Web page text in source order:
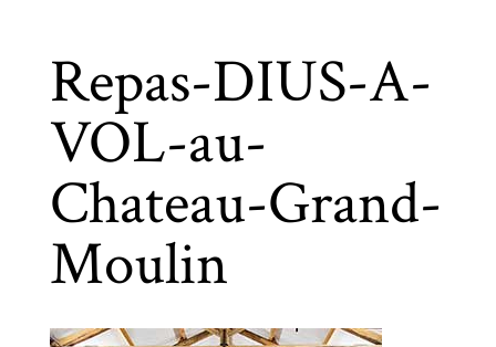
Repas-DIUS-A-
VOL-au-
Chateau-Grand-
Moulin